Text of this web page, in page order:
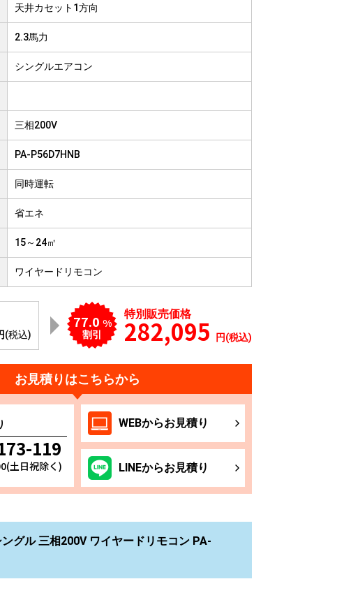
病院
天井カセット1方向
2.3馬力
シングルエアコン
三相200V
PA-P56D7HNB
同時運転
省エネ
15～24㎡
ワイヤードリモコン
(税込)
77.0 %
割引
特別販売価格
282,095 円(税込)
お見積りはこちらから
119
土日祝除く)
WEBからお見積り
LINEからお見積り
グル 三相200V ワイヤードリモコン PA-